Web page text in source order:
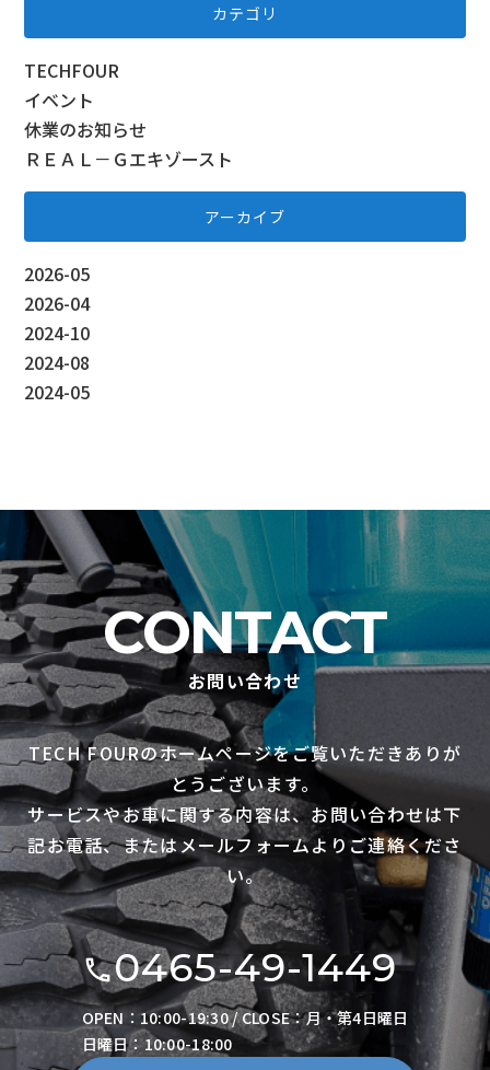
カテゴリ
TECHFOUR
イベント
休業のお知らせ
ＲＥＡＬ－Ｇエキゾースト
アーカイブ
2026-05
2026-04
2024-10
2024-08
2024-05
CONTACT
お問い合わせ
TECH FOURのホームページをご覧いただきありが
とうございます。
サービスやお車に関する内容は、お問い合わせは下
記お電話、またはメールフォームよりご連絡くださ
い。
0465-49-1449
OPEN：10:00-19:30 / CLOSE：月・第4日曜日
日曜日：10:00-18:00